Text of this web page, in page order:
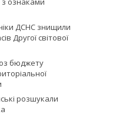
ДСНС знищили
Другої світової
бюджету
розшукали